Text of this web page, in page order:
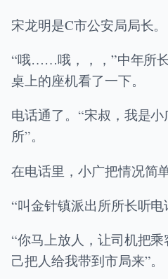
宋龙明是C市公安局局长。
“哦……哦，，，”中年所
桌上的座机看了一下。
电话通了。“宋叔，我是
所”。
在电话里，小广把情况简
“叫金针镇派出所所长听电
“你马上放人，让司机把
己把人给我带到市局来”。